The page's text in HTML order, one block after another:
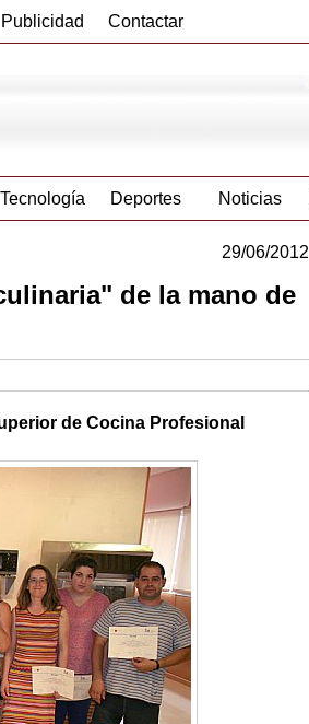
Publicidad Contactar
Tecnología Deportes Noticias
29/06/2012
de la mano de
de Cocina Profesional